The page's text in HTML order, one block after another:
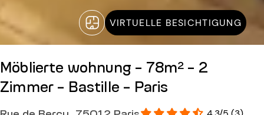
VIRTUELLE BESICHTIGUNG
Möblierte wohnung - 78m² - 2
Zimmer - Bastille - Paris